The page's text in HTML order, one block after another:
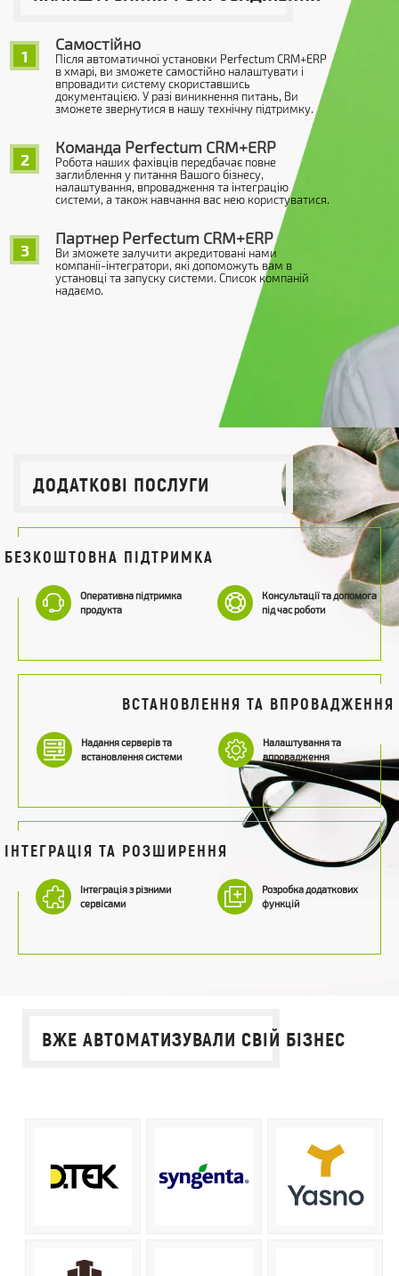
1
Самостійно
Після автоматичної установки Perfectum CRM+ERP
в хмарі, ви зможете самостійно налаштувати і
впровадити систему скориставшись
документацією. У разі виникнення питань, Ви
зможете звернутися в нашу технічну підтримку.
2
Команда Perfectum CRM+ERP
Робота наших фахівців передбачає повне
заглиблення у питання Вашого бізнесу,
налаштування, впровадження та інтеграцію
системи, а також навчання вас нею користуватися.
3
Партнер Perfectum CRM+ERP
Ви зможете залучити акредитовані нами
компанії-інтегратори, які допоможуть вам в
установці та запуску системи. Список компаній
надаємо.
ДОДАТКОВІ ПОСЛУГИ
БЕЗКОШТОВНА ПІДТРИМКА
Оперативна підтримка
продукта
Консультації та допомога
під час роботи
ВСТАНОВЛЕННЯ ТА ВПРОВАДЖЕННЯ
Надання серверів та
встановлення системи
Налаштування та
впровадження
ІНТЕГРАЦІЯ ТА РОЗШИРЕННЯ
Інтеграція з різними
сервісами
Розробка додаткових
функцій
ВЖЕ АВТОМАТИЗУВАЛИ СВІЙ БІЗНЕС